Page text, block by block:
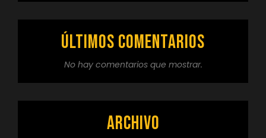
Últimos comentarios
No hay comentarios que mostrar.
Archivo